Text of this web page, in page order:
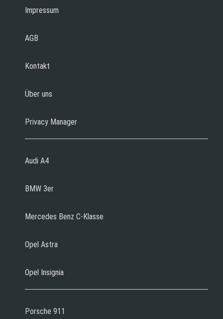
Impressum
AGB
Kontakt
Über uns
Privacy Manager
Audi A4
BMW 3er
Mercedes Benz C-Klasse
Opel Astra
Opel Insignia
Porsche 911